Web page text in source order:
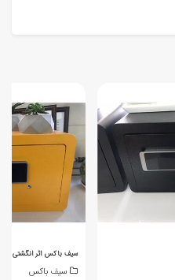
سیف باکس اثر انگشتی
سیف باکس